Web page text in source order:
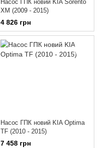
Насос ГПК новий KIA Sorento
XM (2009 - 2015)
4 826 грн
Насос ГПК новий KIA Optima
TF (2010 - 2015)
7 458 грн